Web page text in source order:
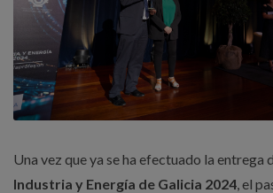
Una vez que ya se ha efectuado la entrega
Industria y Energía de Galicia 2024 , el